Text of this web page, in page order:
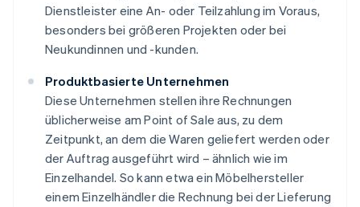
Dienstleister eine An- oder Teilzahlung im Voraus,
besonders bei größeren Projekten oder bei
Neukundinnen und -kunden.
Produktbasierte Unternehmen
Diese Unternehmen stellen ihre Rechnungen
üblicherweise am Point of Sale aus, zu dem
Zeitpunkt, an dem die Waren geliefert werden oder
der Auftrag ausgeführt wird – ähnlich wie im
Einzelhandel. So kann etwa ein Möbelhersteller
einem Einzelhändler die Rechnung bei der Lieferung